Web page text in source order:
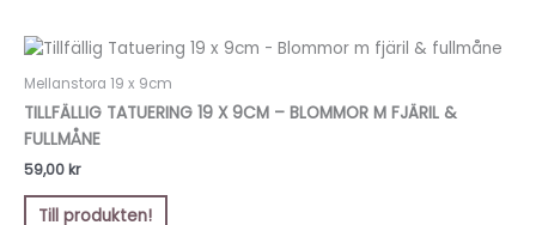
Mellanstora 19 x 9cm
TILLFÄLLIG TATUERING 19 X 9CM – BLOMMOR M FJÄRIL &
FULLMÅNE
59,00kr
Till produkten!